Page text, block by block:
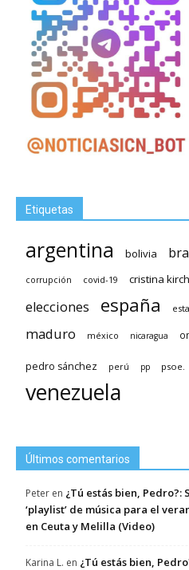
Etiquetas
argentina bolivia
corrupción covid-19 cristina
elecciones españa
maduro méxico nicaragua
pedro sánchez perú pp psoe.
venezuela
Últimos comentarios
Peter en ¿Tú estás bien, Pedro?:
‘playlist’ de música para el
en Ceuta y Melilla (Video)
Karina L. en ¿Tú estás bien,